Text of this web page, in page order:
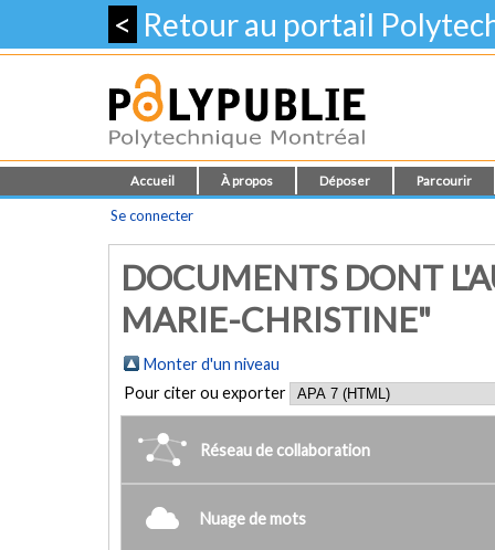
< Retour au portail
Accueil À propos Déposer Parcourir
Se connecter
DOCUMENTS DONT
MARIE-CHRISTINE"
Monter d'un niveau
Pour citer ou exporter
Réseau de collaboration
Nuage de mots